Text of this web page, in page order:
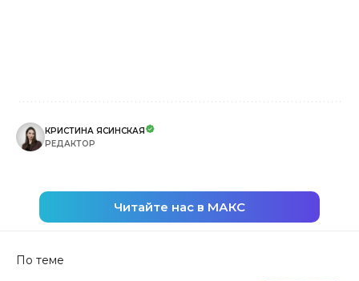
КРИСТИНА ЯСИНСКАЯ
РЕДАКТОР
Читайте нас в МАКС
По теме